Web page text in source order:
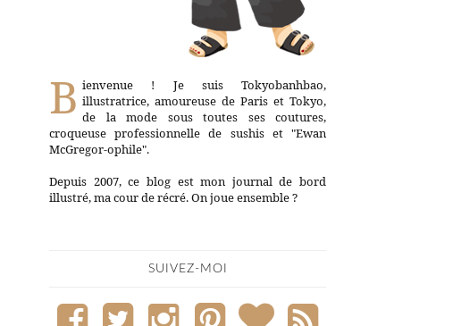
B ienvenue ! Je suis Tokyobanhbao,
illustratrice, amoureuse de Paris et Tokyo,
de la mode sous toutes ses coutures,
croqueuse professionnelle de sushis et "Ewan
McGregor-ophile".
Depuis 2007, ce blog est mon journal de bord
illustré, ma cour de récré. On joue ensemble ?
SUIVEZ-MOI